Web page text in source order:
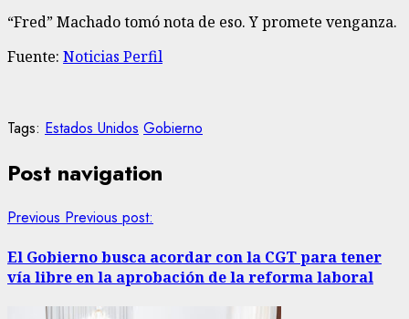
“Fred” Machado tomó nota de eso. Y promete venganza.
Fuente: Noticias Perfil
Tags: Estados Unidos Gobierno
Post navigation
Previous Previous post:
El Gobierno busca acordar con la CGT para tener
vía libre en la aprobación de la reforma laboral